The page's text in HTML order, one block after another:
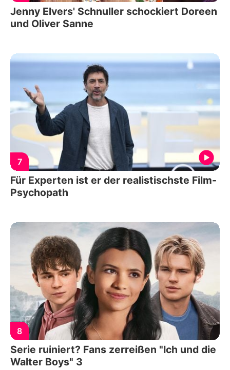
Jenny Elvers' Schnuller schockiert Doreen
und Oliver Sanne
7
Für Experten ist er der realistischste Film-
Psychopath
8
Serie ruiniert? Fans zerreißen "Ich und die
Walter Boys" 3